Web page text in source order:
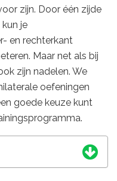
zijn. Door één zijde
je
en rechterkant
Maar net als bij
zijn nadelen. We
oefeningen
goede keuze kunt